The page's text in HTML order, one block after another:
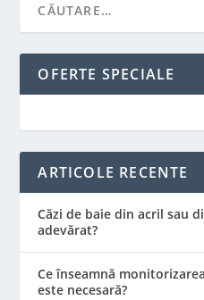
OFERTE SPECIALE
ARTICOLE RECENTE
Căzi de baie din acril sau
adevărat?
Ce înseamnă
este necesară?